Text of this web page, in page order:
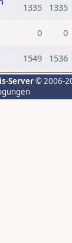
1335 1335
0 0
1549 1536
Server© 2006-